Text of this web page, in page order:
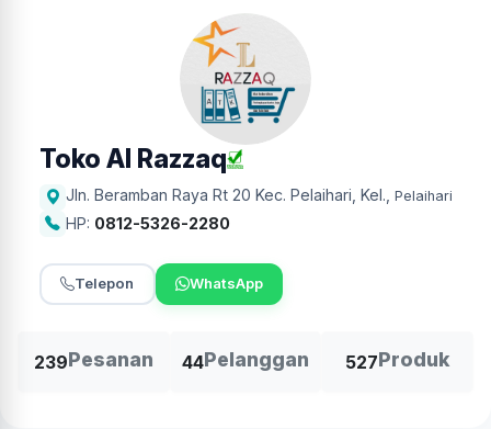
Toko Al Razzaq
Jln. Beramban Raya Rt 20 Kec. Pelaihari, Kel. Pelaihari
HP: 0812-5326-2280
Telepon WhatsApp
239Pesanan 44Pelanggan 527Produk